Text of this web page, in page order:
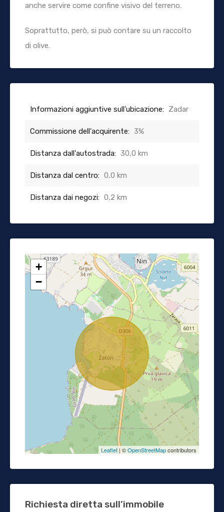
anche servire come confine visivo del terreno.
Soprattutto, però, si può contare su un raccolto
di olive.
Informazioni aggiuntive sull'ubicazione: Zadar
Commissione dell'acquirente: 3%
Distanza dall'autostrada: 30,0 km
Distanza dal centro: 0,0 km
Distanza dai negozi: 0,2 km
+
−
Leaflet| ©OpenStreetMapcontributors
Richiesta diretta sull’immobile